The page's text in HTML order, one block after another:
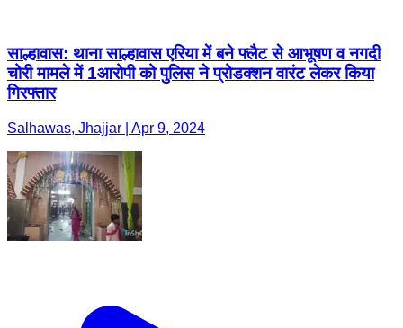
साल्हावास: थाना साल्हावास एरिया में बने फ्लैट से आभूषण व नगदी
चोरी मामले में 1आरोपी को पुलिस ने प्रोडक्शन वारंट लेकर किया
गिरफ्तार
Salhawas, Jhajjar | Apr 9, 2024